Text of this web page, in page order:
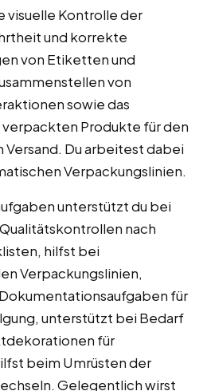
visuelle Kontrolle der
und korrekte
von Etiketten und
von
sowie das
Produkte für den
Du arbeitest dabei
Verpackungslinien.
unterstützt du bei
nach
hilfst bei
Verpackungslinien,
für
unterstützt bei Bedarf
für
beim Umrüsten der
Gelegentlich wirst